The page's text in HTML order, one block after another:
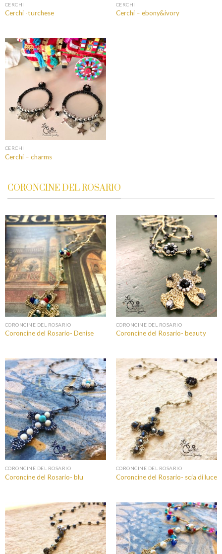
CERCHI
Cerchi -turchese
CERCHI
Cerchi – ebony&ivory
CERCHI
Cerchi – charms
CORONCINE DEL ROSARIO
CORONCINE DEL ROSARIO
Coroncine del Rosario- Denise
CORONCINE DEL ROSARIO
Coroncine del Rosario- beauty
CORONCINE DEL ROSARIO
Coroncine del Rosario- blu
CORONCINE DEL ROSARIO
Coroncine del Rosario- scia di luce